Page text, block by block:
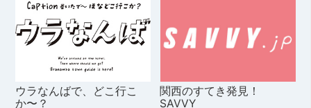
ウラなんばで、どこ行こ
か〜？
関西のすてき発見！
SAVVY